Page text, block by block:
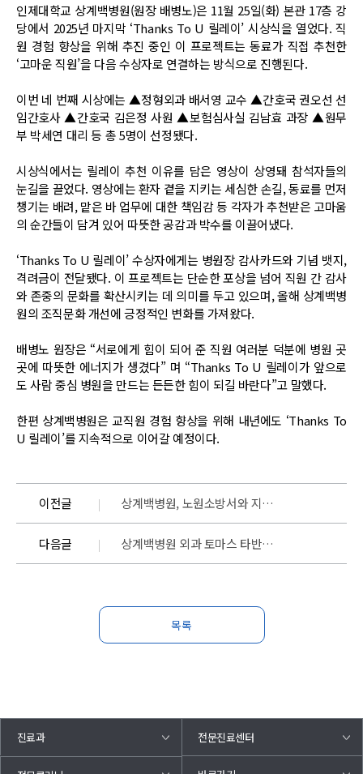
인제대학교 상계백병원(원장 배병노)은 11월 25일(화) 본관 17층 강
당에서 2025년 마지막 ‘Thanks To U 릴레이’ 시상식을 열었다. 직
원 경험 향상을 위해 추진 중인 이 프로젝트는 동료가 직접 추천한
‘고마운 직원’을 다음 수상자로 연결하는 방식으로 진행된다.
이번 네 번째 시상에는 ▲정형외과 배서영 교수 ▲간호국 권오선 선
임간호사 ▲간호국 김은정 사원 ▲보험심사실 김남효 과장 ▲원무
부 박세연 대리 등 총 5명이 선정됐다.
시상식에서는 릴레이 추천 이유를 담은 영상이 상영돼 참석자들의
눈길을 끌었다. 영상에는 환자 곁을 지키는 세심한 손길, 동료를 먼저
챙기는 배려, 맡은 바 업무에 대한 책임감 등 각자가 추천받은 고마움
의 순간들이 담겨 있어 따뜻한 공감과 박수를 이끌어냈다.
‘Thanks To U 릴레이’ 수상자에게는 병원장 감사카드와 기념 뱃지,
격려금이 전달됐다. 이 프로젝트는 단순한 포상을 넘어 직원 간 감사
와 존중의 문화를 확산시키는 데 의미를 두고 있으며, 올해 상계백병
원의 조직문화 개선에 긍정적인 변화를 가져왔다.
배병노 원장은 “서로에게 힘이 되어 준 직원 여러분 덕분에 병원 곳
곳에 따뜻한 에너지가 생겼다” 며 “Thanks To U 릴레이가 앞으로
도 사람 중심 병원을 만드는 든든한 힘이 되길 바란다”고 말했다.
한편 상계백병원은 교직원 경험 향상을 위해 내년에도 ‘Thanks To
U 릴레이’를 지속적으로 이어갈 예정이다.
이전글 상계백병원, 노원소방서와 지역 응급의료체계 강화 위한 간담회 개최
다음글 상계백병원 외과 토마스 타반 아콧, ‘2025 미래경제포럼’ 연단에 서다
목록
진료과 전문진료센터